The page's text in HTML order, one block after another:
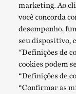
marketing. Ao
você concorda
desempenho,
seu dispositivo,
“Definições de
cookies podem
“Definições de
“Confirmar as